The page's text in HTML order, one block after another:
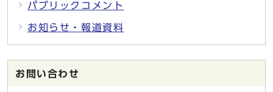
パブリックコメント
お知らせ・報道資料
お問い合わせ